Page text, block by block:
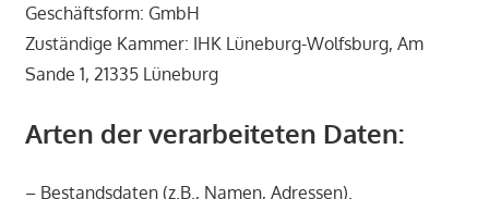
Geschäftsform: GmbH
Zuständige Kammer: IHK Lüneburg-Wolfsburg, Am
Sande 1, 21335 Lüneburg
Arten der verarbeiteten Daten:
– Bestandsdaten (z.B., Namen, Adressen).